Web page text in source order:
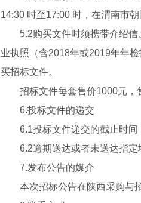
14:30 时至17:00 时，在渭南市
5.2购买文件时须携带介绍
业执照（含2018年或2019年年
买招标文件。
招标文件每套售价1000元，
6.投标文件的递交
6.1投标文件递交的截止时
6.2逾期送达或者未送达指定
7.发布公告的媒介
本次招标公告在陕西采购与